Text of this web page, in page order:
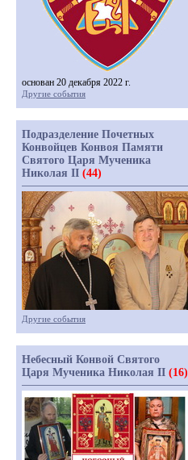
основан 20 декабря 2022 г.
Другие события
Подразделение Почетных
Конвойцев Конвоя Памяти
Святого Царя Мученика
Николая II (44)
Другие события
Небесный Конвой Святого
Царя Мученика Николая II (16)